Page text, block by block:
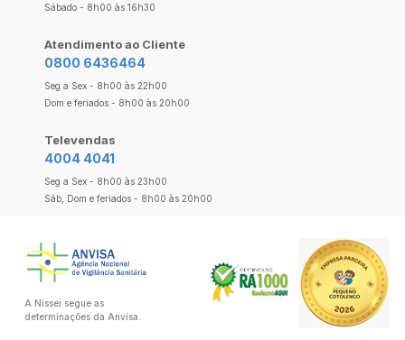
Sábado - 8h00 às 16h30
Atendimento ao Cliente
0800 6436464
Seg a Sex - 8h00 às 22h00
Dom e feriados - 8h00 às 20h00
Televendas
4004 4041
Seg a Sex - 8h00 às 23h00
Sáb, Dom e feriados - 8h00 às 20h00
A Nissei segue as
determinações da Anvisa.